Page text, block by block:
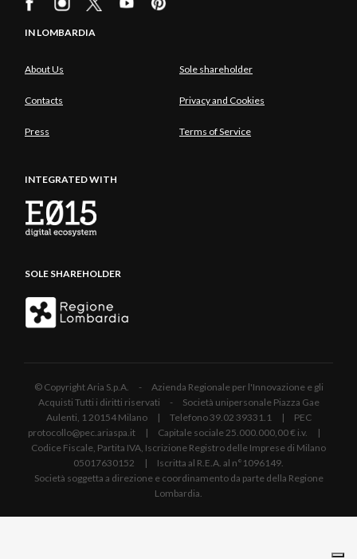
IN LOMBARDIA
About Us Sole shareholder
Contacts Privacy and Cookies
Press Terms of Service
INTEGRATED WITH
SOLE SHAREHOLDER
© Copyright Aria S.p.A. - Azienda Regionale per l'Innovazione e gli
Acquisti Tutti i diritti riservati - Società unipersonale Piazza Gae
Aulenti, 1 20154 Milano | Telefono 39.02 39331.1 | PEC
protocollo@pec.ariaspa.it | Capitale sociale 25.000.000,00 € i.v. |
Codice Fiscale, Partita IVA, Iscrizione Registro delle Imprese di Milano
05017630152 | Iscritta al R.E.A. al n°1096149.
Società soggetta a direzione e coordinamento da parte della Regione
Lombardia.